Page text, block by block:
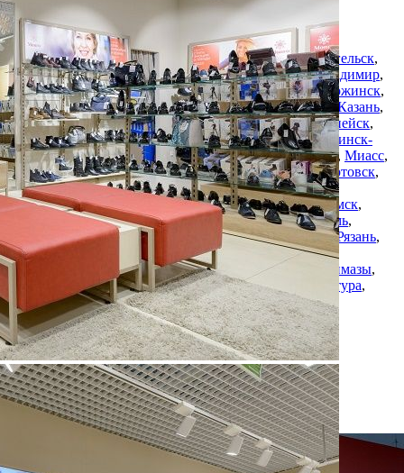
Количество объектов в России
220
Представлены в регионах
Москва,Санкт-Петербург Арзамас,Армавир,Архангельск,
Астрахань,Барнаул,Белгород,Березники,Бийск,Владимир,
Волоколамск,Воронеж,Воскресенск,Воткинск,Дзержинск,
Дубна,Екатеринбург,Жуковский,Иваново,Ижевск,Казань,
Калуга,Каменск-Уральский,Кемерово,Колпино,Копейск,
Королев,Краснодар,Красноярск,Курган,Курск,Ленинск-
Кузнецкий,Люберцы,Магнитогорск,Междуреченск, Миасс,
Мурино,Набережные Челны,Нефтекамск,Нижневартовск,
Нижнекамск,Нижний Новгород,Нижний Тагил,
Новоалтайск,Новокузнецк,Новосибирск,Озерск,Омск,
,Орехово-Зуево,Пенза Первоуральск,Пермь,
,Прокопьевск Раменское,Ростов-на-Дону,Рязань,
Салават
Северодвинск,Северск Смоленск,
Стерлитамак
Сургут,Тобольск,Тольятти,Томск Туймазы,
Тюмень
Ульяновск,Уфа,Чебоксары,Челябинск Шатура,
Южноуральск
Показать все
Изменить
Наличие франчайзинга
Нет
О компании MONRO